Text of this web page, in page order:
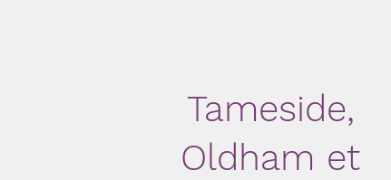
Tameside,
Oldham et